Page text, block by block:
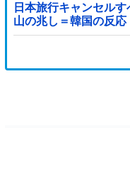
日本旅行キャンセル
山の兆し＝韓国の反応